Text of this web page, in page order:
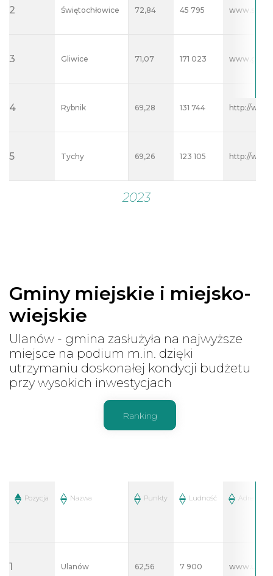
Gminy miejskie i miejsko-
wiejskie
Ulanów - gmina zasłużyła na najwyższe
miejsce na podium m.in. dzięki
utrzymaniu doskonałej kondycji budżetu
przy wysokich inwestycjach
Ranking